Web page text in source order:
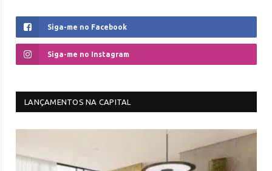
Siga-me no Facebook
Siga-me no Instagram
LANÇAMENTOS NA CAPITAL